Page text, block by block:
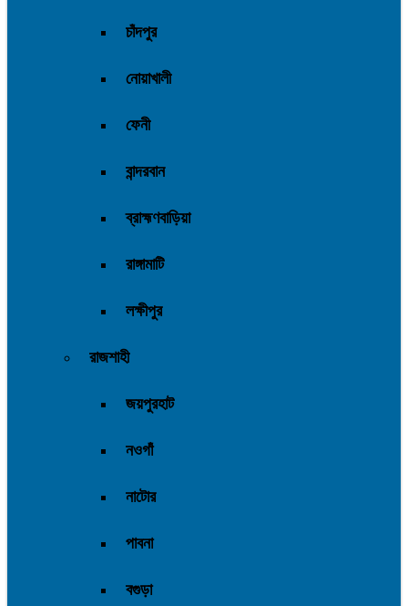
চাঁদপুর
নোয়াখালী
ফেনী
বান্দরবান
ব্রাহ্মণবাড়িয়া
রাঙ্গামাটি
লক্ষীপুর
রাজশাহী
জয়পুরহাট
নওগাঁ
নাটোর
পাবনা
বগুড়া